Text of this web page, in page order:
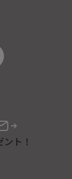
ト！